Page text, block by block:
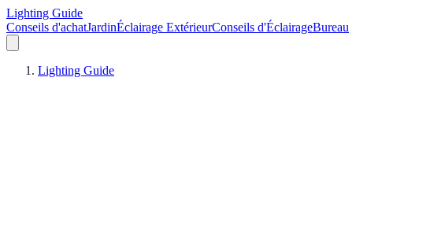
Lighting Guide
Conseils d'achatJardinÉclairage ExtérieurConseils d'ÉclairageBureau
Lighting Guide